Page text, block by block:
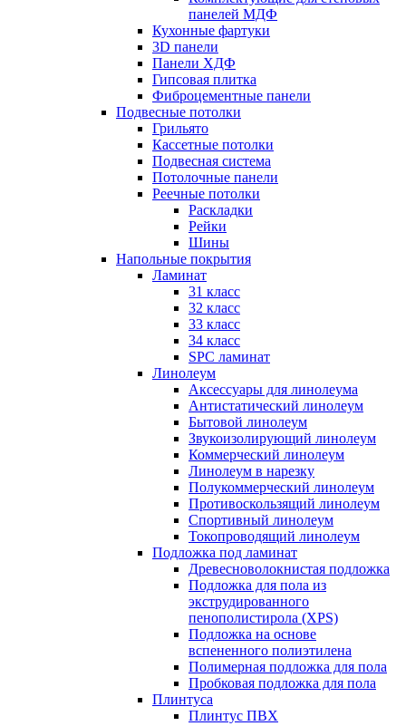
панелей МДФ
Кухонные фартуки
3D панели
Панели ХДФ
Гипсовая плитка
Фиброцементные панели
Подвесные потолки
Грильято
Кассетные потолки
Подвесная система
Потолочные панели
Реечные потолки
Раскладки
Рейки
Шины
Напольные покрытия
Ламинат
31 класс
32 класс
33 класс
34 класс
SPC ламинат
Линолеум
Аксессуары для линолеума
Антистатический линолеум
Бытовой линолеум
Звукоизолирующий линолеум
Коммерческий линолеум
Линолеум в нарезку
Полукоммерческий линолеум
Противоскользящий линолеум
Спортивный линолеум
Токопроводящий линолеум
Подложка под ламинат
Древесноволокнистая подложка
Подложка для пола из
экструдированного
пенополистирола (XPS)
Подложка на основе
вспененного полиэтилена
Полимерная подложка для пола
Пробковая подложка для пола
Плинтуса
Плинтус ПВХ